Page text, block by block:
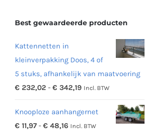
Best gewaardeerde producten
Kattennetten in
kleinverpakking Doos, 4 of
5 stuks, afhankelijk van maatvoering
€ 232,02 - € 342,19Prijsklasse:
tot
€ 342,19
Incl. BTW
Knooploze aanhangernet
€ 11,97 - € 48,16Prijsklasse:
Incl. BTW